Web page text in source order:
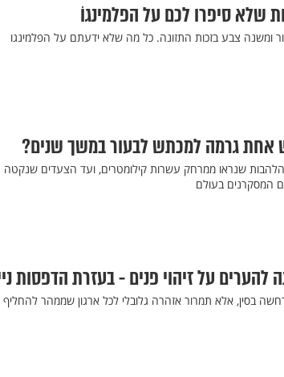
שלא סיפרו לכם על הפלמינגוֹ
ומשנה צבע בזכות התזונה. כל מה שלא ידעתם על הפלמינגו
אחת גרמה למכתש לבעור במשך שנים?
שנראו ממרחק עשרות קילומטרים, ועד הצעדים שנקטה
המסקרנים בעולם
להערים על זיהוי פנים - בעזרת הדפסות
בסין, אלא תמרור אזהרה גלובלי לכל ארגון שממהר להחליף